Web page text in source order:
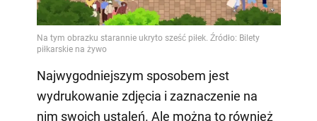
Najwygodniejszym sposobem jest
wydrukowanie zdjęcia i zaznaczenie na
nim swoich ustaleń. Ale można to również